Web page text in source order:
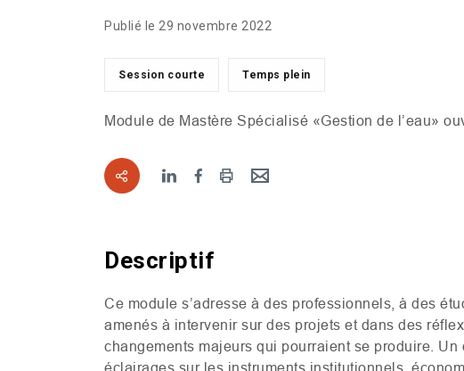
Publié le 29 novembre 2022
Session courte Temps plein
Module de Mastère Spécialisé «Gestion de l’eau»
Descriptif
Ce module s’adresse à des professionnels, à des
amenés à intervenir sur des projets et dans des
changements majeurs qui pourraient se produire.
éclairages sur les instruments institutionnels,